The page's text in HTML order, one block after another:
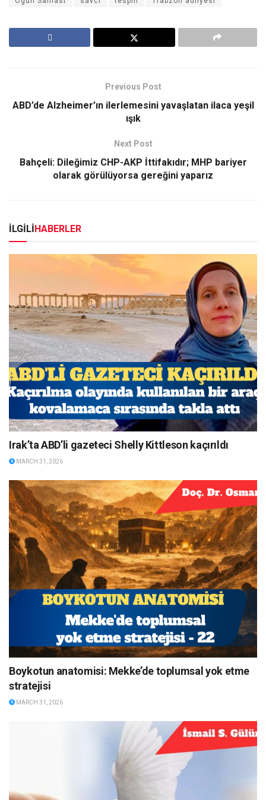
Previous Post
ABD’de Alzheimer’ın ilerlemesini yavaşlatan ilaca yeşil
ışık
Next Post
Bahçeli: Dileğimiz CHP-AKP İttifakıdır; MHP bariyer
olarak görülüyorsa gereğini yaparız
İLGİLİHABERLER
Irak’ta ABD’li gazeteci Shelly Kittleson kaçırıldı
MARCH 31, 2026
Boykotun anatomisi: Mekke’de toplumsal yok etme
stratejisi
MARCH 31, 2026